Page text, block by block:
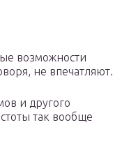
возможности
не впечатляют.
и другого
так вообще